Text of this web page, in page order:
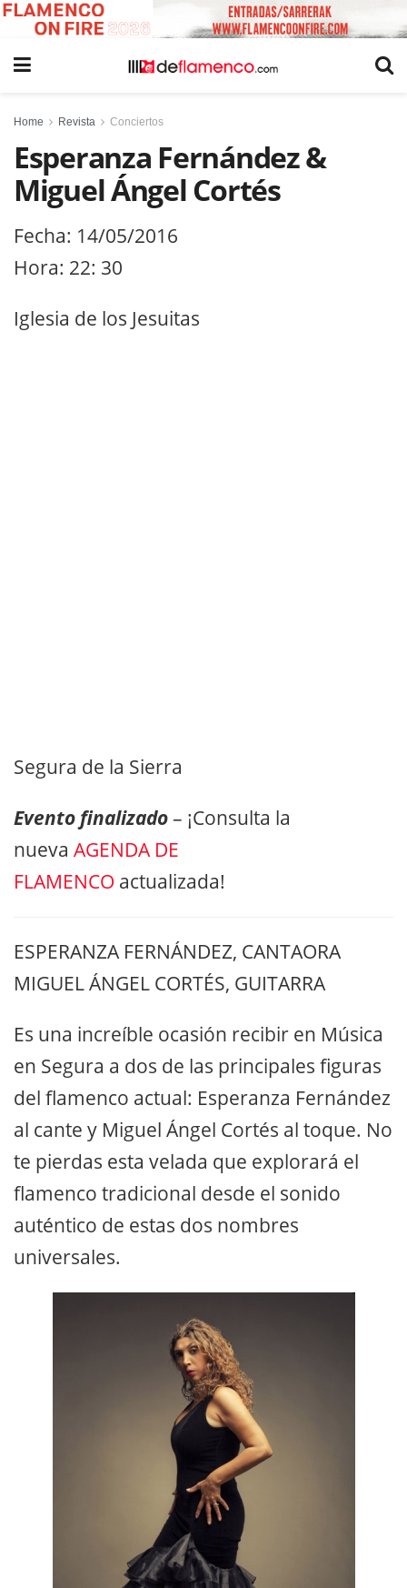
Home Revista Conciertos
Esperanza Fernández &
Miguel Ángel Cortés
Fecha: 14/05/2016
Hora: 22: 30
Iglesia de los Jesuitas
Segura de la Sierra
Evento finalizado– ¡Consulta la
nueva AGENDA DE
FLAMENCO actualizada!
ESPERANZA FERNÁNDEZ, CANTAORA
​MIGUEL ÁNGEL CORTÉS, GUITARRA
Es una increíble ocasión recibir en Música
en Segura a dos de las principales figuras
del flamenco actual: Esperanza Fernández
al cante y Miguel Ángel Cortés al toque. No
te pierdas esta velada que explorará el
flamenco tradicional desde el sonido
auténtico de estas dos nombres
universales.